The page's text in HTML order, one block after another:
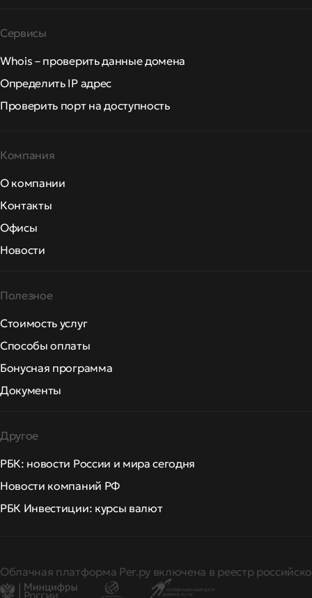
Сервисы
Whois – проверить данные домена
Определить IP адрес
Проверить порт на доступность
Компания
О компании
Контакты
Офисы
Новости
Полезное
Стоимость услуг
Способы оплаты
Бонусная программа
Документы
Другое
РБК: новости России и мира сегодня
Новости компаний РФ
РБК Инвестиции: курсы валют
Облачная платформа Рег.ру включена в реестр